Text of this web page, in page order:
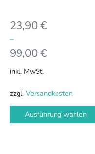
23,90€
–
99,00€
inkl. MwSt.
zzgl. Versandkosten
Ausführung wählen
gewählt